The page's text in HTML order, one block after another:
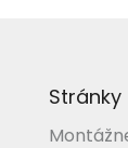
Stránky